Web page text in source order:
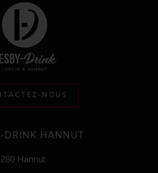
NOUS
DRINK HANNUT
Hannut